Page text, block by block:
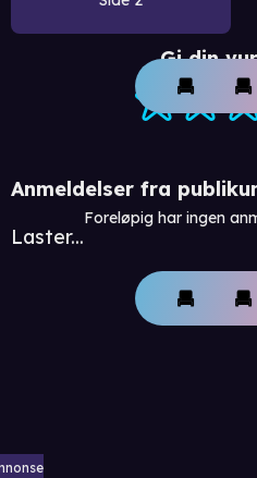
Gi din
Anmeldelser fra
Laster...
Foreløpig har ingen